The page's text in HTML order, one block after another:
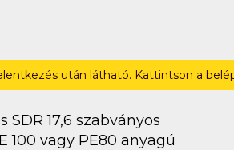
után látható. Kattintson a
SDR 17,6 szabványos
100 vagy PE80 anyagú